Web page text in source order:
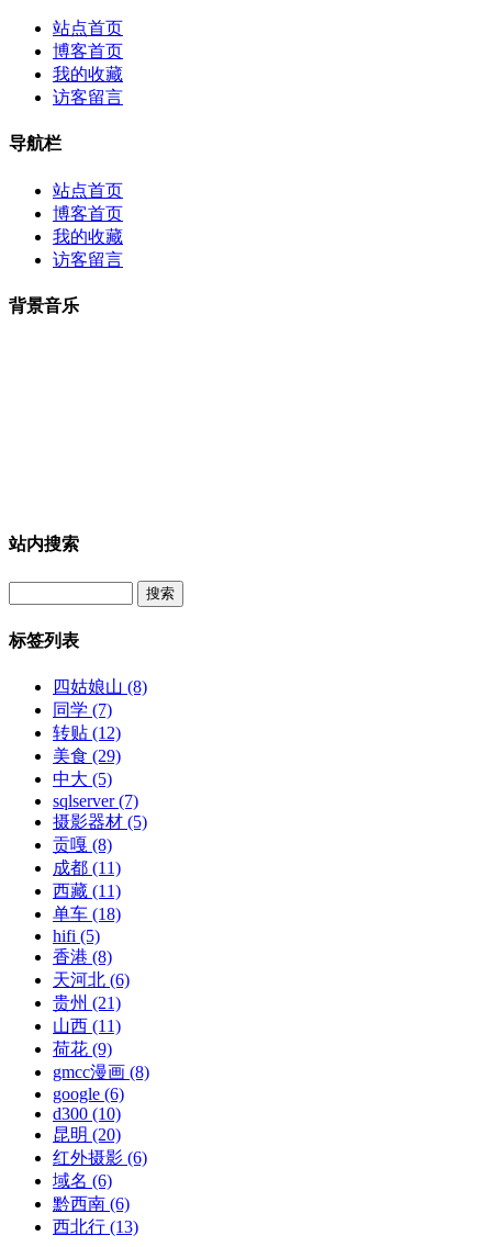
站点首页
博客首页
我的收藏
访客留言
导航栏
站点首页
博客首页
我的收藏
访客留言
背景音乐
站内搜索
标签列表
四姑娘山 (8)
同学 (7)
转贴 (12)
美食 (29)
中大 (5)
sqlserver(7)
摄影器材 (5)
贡嘎 (8)
成都 (11)
西藏 (11)
单车 (18)
hifi (5)
香港 (8)
天河北 (6)
贵州 (21)
山西 (11)
荷花 (9)
gmcc漫画 (8)
google (6)
d300 (10)
昆明 (20)
红外摄影 (6)
域名 (6)
黔西南 (6)
西北行 (13)